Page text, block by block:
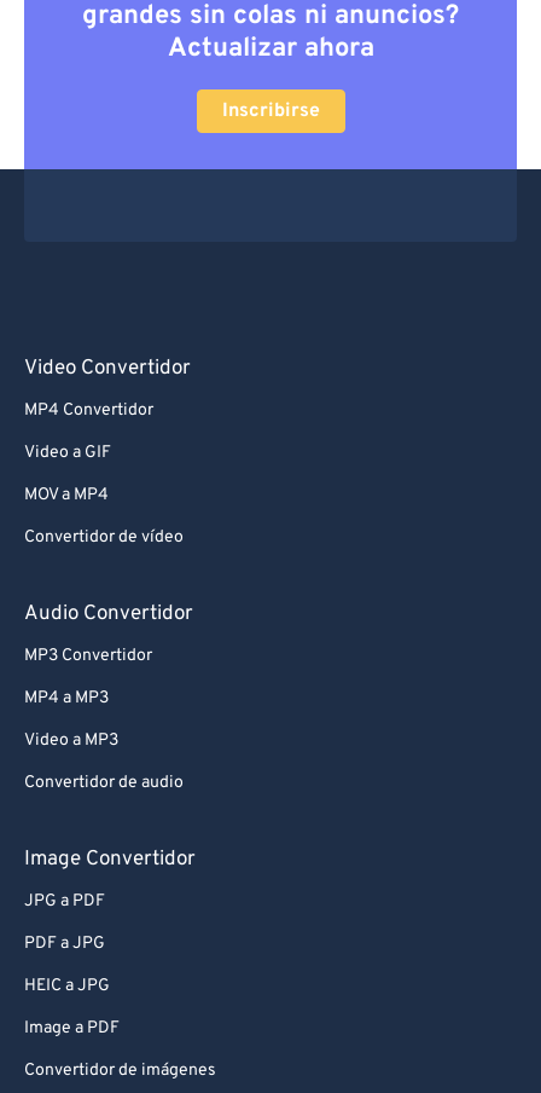
grandes sin colas ni anuncios?
Actualizar ahora
Inscribirse
Video Convertidor
MP4 Convertidor
Video a GIF
MOV a MP4
Convertidor de vídeo
Audio Convertidor
MP3 Convertidor
MP4 a MP3
Video a MP3
Convertidor de audio
Image Convertidor
JPG a PDF
PDF a JPG
HEIC a JPG
Image a PDF
Convertidor de imágenes